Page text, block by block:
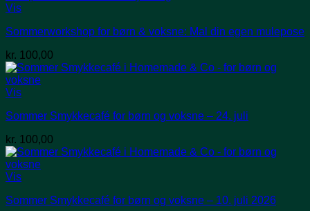
Vis
Sommerworkshop for børn & voksne: Mal din egen mulepose
kr. 100,00
Vis
Sommer Smykkecafé for børn og voksne – 24. juli
kr. 100,00
Vis
Sommer Smykkecafé for børn og voksne – 10. juli 2026